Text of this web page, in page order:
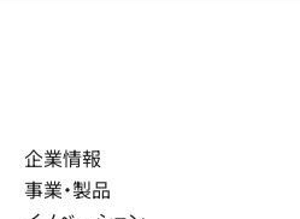
企業情報
事業・製品